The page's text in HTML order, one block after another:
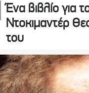
Ένα βιβλίο για
Ντοκιμαντέρ
του